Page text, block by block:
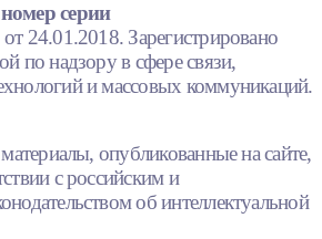
серии
24.01.2018. Зарегистрировано
по надзору в сфере связи,
и массовых коммуникаций.
опубликованные на сайте,
с российским и
об интеллектуальной